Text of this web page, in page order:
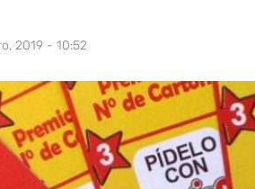
2019 - 10:52